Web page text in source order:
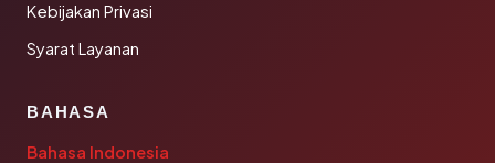
Kebijakan Privasi
Syarat Layanan
BAHASA
Bahasa Indonesia